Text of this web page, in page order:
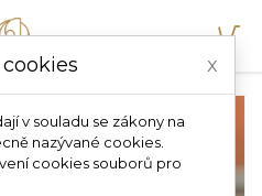
x
v souladu se zákony na
nazývané cookies.
cookies souborů pro